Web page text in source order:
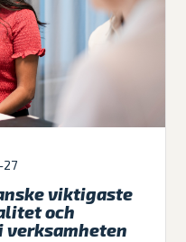
27
viktigaste
och